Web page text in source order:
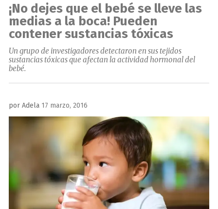
¡No dejes que el bebé se lleve las
medias a la boca! Pueden
contener sustancias tóxicas
Un grupo de investigadores detectaron en sus tejidos
sustancias tóxicas que afectan la actividad hormonal del
bebé.
por Adela Publicado
el
17 marzo, 2016